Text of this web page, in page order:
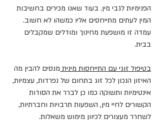
הפנימיות לגבי מין. בעוד שאנו מכירים בחשיבות
המין לעתים מתייחסים אליו כמשהו לא חשוב.
עמדה זו מושפעת מחינוך ומודלים שמקבלים
בבית.
בטיפול זוגי עם התייחסות מינית מנסים להבין מה
האיזון הנכון לכל זוג בתחום של נפרדות, עצמיות,
אינטימיות ותשוקה כמו כן לברר את הסודות
הקשורים לחיי מין, השפעות תרבויות וחברתיות,
לשחרר מעצורים לכיוון מימוש משאלות.